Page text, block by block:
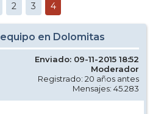
2 3 4
en Dolomitas
Enviado: 09-11-2015 18:52
Moderador
Registrado: 20 años antes
Mensajes: 45.283